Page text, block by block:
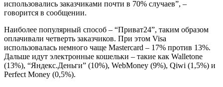
использовались заказчиками почти в 70% случаев”, –
говорится в сообщении.
Наиболее популярный способ – “Приват24”, таким образом
оплачивали четверть заказчиков. При этом Visa
использовалась немного чаще Mastercard – 17% против 13%.
Дальше идут электронные кошельки – такие как Walletone
(13%), “Яндекс.Деньги” (10%), WebMoney (9%), Qiwi (1,5%) и
Perfect Money (0,5%).